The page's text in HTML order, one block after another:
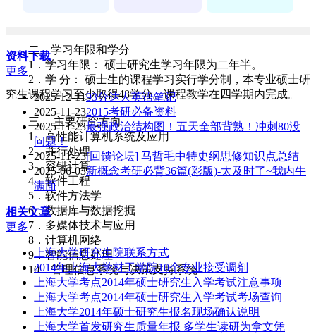
具有扎实的计算机硬件、软件基础理论知识，能够从事计算机
二、学习年限和学分
1．学习年限： 硕士研究生学习年限为二年半。
2．学 分： 硕士生的课程学习实行学分制，本专业硕士研
究生课程学习至少取得48学分。课程教学在四学期内完成。
三、 主要研究方向
1．高性能计算机系统及应用
2．并行处理
3．容错计算
4．软件工程
5．软件方法学
6．数据库与数据挖掘
7．多媒体技术与应用
8．计算机网络
9．智能信息处理
10．管理信息系统与决策支持系统
资料下载
更多
2025-12-1193分达人英语笔记
2025-11-232015考研必备资料
2025-11-23最强政治结构图！五天全部背熟！冲刺80没
问题！
2025-11-23[回馈论坛] 马哲毛中特史纲思修知识点总结
2025-06-03新概念考研必背36篇(彩版)-太及时了~我内牛
满面
相关文章
更多
上海大学研究生院联系方式
2014年上海大学材工学院10个专业接受调剂
上海大学考点2014年硕士研究生入学考试注意事项
上海大学考点2014年硕士研究生入学考试考场查询
上海大学2014年硕士研究生报名现场确认说明
上海大学首发研究生质量年报 多学生读研为拿文凭